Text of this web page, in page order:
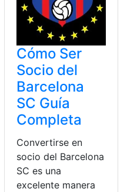
Cómo Ser
Socio del
Barcelona
SC Guía
Completa
Convertirse en
socio del Barcelona
SC es una
excelente manera